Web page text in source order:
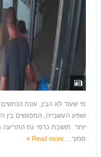
מי שעוד לא הבין, עונת
ושפע העשבייה, המפגשים בין
יותר. תושבת כרמי גת התריעה
סמוך... Read more